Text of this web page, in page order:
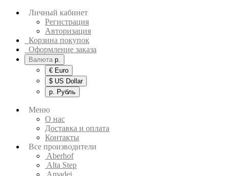
Личный кабинет
Регистрация
Авторизация
Корзина покупок
Оформление заказа
Валюта р.
€ Euro
$ US Dollar
р. Рубль
Меню
О нас
Доставка и оплата
Контакты
Все производители
Aberhof
Alta Step
Amadei